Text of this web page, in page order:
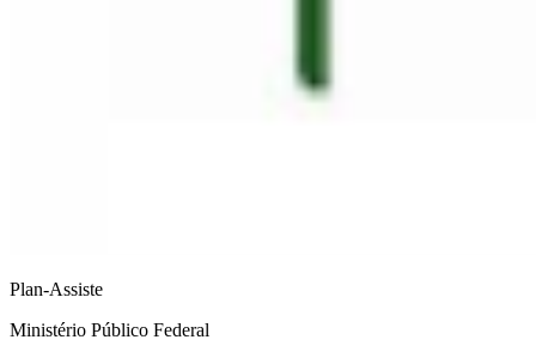
Plan-Assiste
Ministério Público Federal